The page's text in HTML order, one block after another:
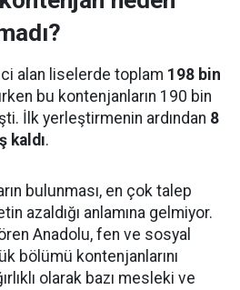
alan liselerde toplam 198 bin
bu kontenjanların 190 bin
İlk yerleştirmenin ardından 8
kaldı.
bulunması, en çok talep
azaldığı anlamına gelmiyor.
Anadolu, fen ve sosyal
bölümü kontenjanlarını
olarak bazı mesleki ve